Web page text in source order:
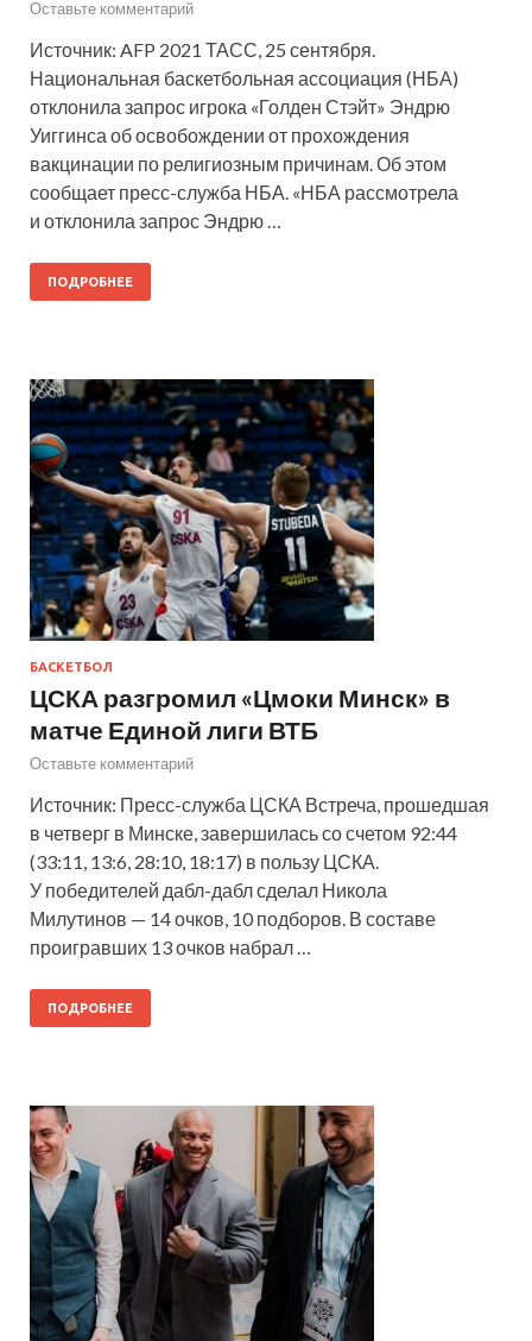
Оставьте комментарий
Источник: AFP 2021 ТАСС, 25 сентября.
Национальная баскетбольная ассоциация (НБА)
отклонила запрос игрока «Голден Стэйт» Эндрю
Уиггинса об освобождении от прохождения
вакцинации по религиозным причинам. Об этом
сообщает пресс-служба НБА. «НБА рассмотрела
и отклонила запрос Эндрю …
ПОДРОБНЕЕ
БАСКЕТБОЛ
ЦСКА разгромил «Цмоки Минск» в
матче Единой лиги ВТБ
Оставьте комментарий
Источник: Пресс-служба ЦСКА Встреча, прошедшая
в четверг в Минске, завершилась со счетом 92:44
(33:11, 13:6, 28:10, 18:17) в пользу ЦСКА.
У победителей дабл-дабл сделал Никола
Милутинов — 14 очков, 10 подборов. В составе
проигравших 13 очков набрал …
ПОДРОБНЕЕ